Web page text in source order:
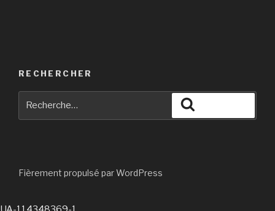
RECHERCHER
Fièrement propulsé par WordPress